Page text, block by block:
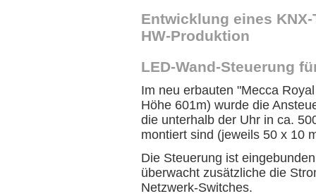
Entwicklung eines
HW-Produktion
LED-Wand-Steuerung
Im neu erbauten "Mecca
Höhe 601m) wurde die
die unterhalb der Uhr in ca.
montiert sind (jeweils 50 x 10
Die Steuerung ist
überwacht zusätzliche die
Netzwerk-Switches.